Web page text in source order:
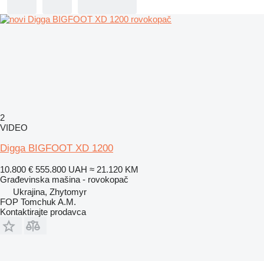
2
VIDEO
Digga BIGFOOT XD 1200
10.800 € 555.800 UAH ≈ 21.120 KM
Građevinska mašina - rovokopač
Ukrajina, Zhytomyr
FOP Tomchuk A.M.
Kontaktirajte prodavca